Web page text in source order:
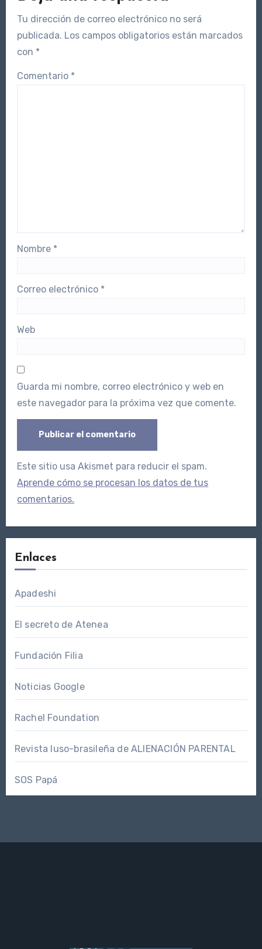
Tu dirección de correo electrónico no será
publicada. Los campos obligatorios están marcados
con *
Comentario *
Nombre *
Correo electrónico *
Web
Guarda mi nombre, correo electrónico y web en
este navegador para la próxima vez que comente.
Este sitio usa Akismet para reducir el spam.
Aprende cómo se procesan los datos de tus
comentarios.
Enlaces
Apadeshi
El secreto de Atenea
Fundación Filia
Noticias Google
Rachel Foundation
Revista luso-brasileña de ALIENACIÓN PARENTAL
SOS Papá